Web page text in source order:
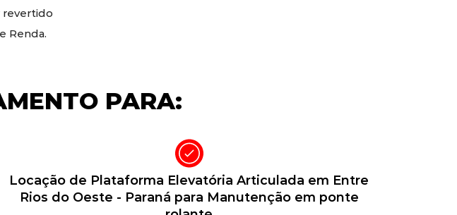
revertido
Renda.
PARA:
Locação de Plataforma Elevatória Articulada em Entre
Rios do Oeste - Paraná para Manutenção em ponte